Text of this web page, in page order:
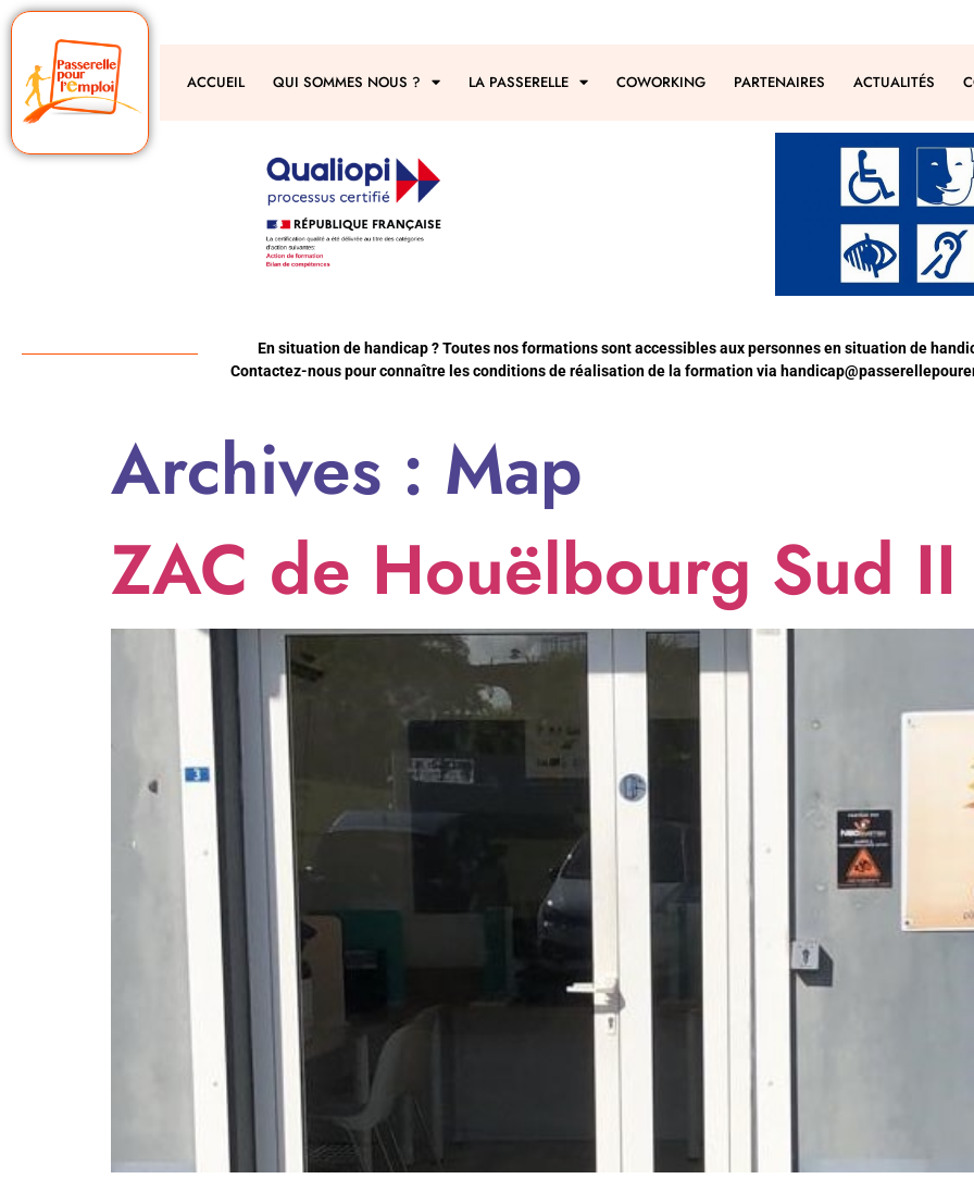
ACCUEIL QUI SOMMES NOUS ? LA PASSERELLE COWORKING PARTENAIRES ACTUALITÉS
En situation de handicap ? Toutes nos formations sont accessibles aux personnes en situation de
Contactez-nous pour connaître les conditions de réalisation de la formation via
Archives : Map
ZAC de Houëlbourg Sud II